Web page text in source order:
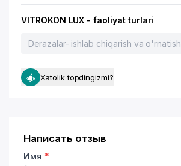
VITROKON LUX - faoliyat turlari
Derazalar- ishlab chiqarish va o'rnatish
Xatolik topdingizmi?
Написать отзыв
Имя *